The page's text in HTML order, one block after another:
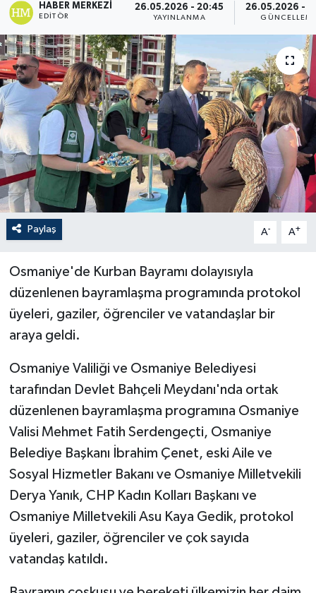
HABER MERKEZI
EDITÖR
26.05.2026 - 20:45
YAYINLANMA
26.05.2026 -
Paylaş A- A+
Osmaniye'de Kurban Bayramı dolayısıyla
düzenlenen bayramlaşma programında protokol
üyeleri, gaziler, öğrenciler ve vatandaşlar bir
araya geldi.
Osmaniye Valiliği ve Osmaniye Belediyesi
tarafından Devlet Bahçeli Meydanı'nda ortak
düzenlenen bayramlaşma programına Osmaniye
Valisi Mehmet Fatih Serdengeçti, Osmaniye
Belediye Başkanı İbrahim Çenet, eski Aile ve
Sosyal Hizmetler Bakanı ve Osmaniye Milletvekili
Derya Yanık, CHP Kadın Kolları Başkanı ve
Osmaniye Milletvekili Asu Kaya Gedik, protokol
üyeleri, gaziler, öğrenciler ve çok sayıda
vatandaş katıldı.